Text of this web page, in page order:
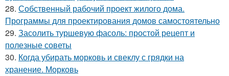
28. Собственный рабочий проект жилого дома.
Программы для проектирования домов самостоятельно
29. Засолить туршевую фасоль: простой рецепт и
полезные советы
30. Когда убирать морковь и свеклу с грядки на
хранение. Морковь